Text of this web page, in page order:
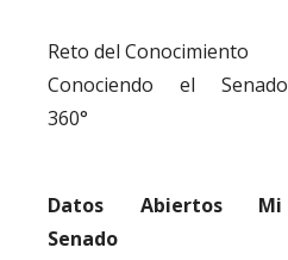
Reto del Conocimiento
Conociendo el Senado
360°
Datos Abiertos Mi
Senado